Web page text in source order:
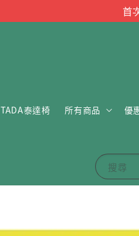
首
搜尋
TADA泰達椅 所有商品 優